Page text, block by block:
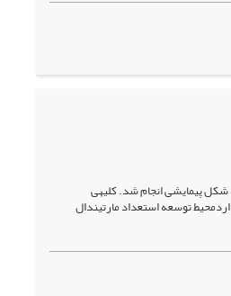
پیمایشی انجام شد. کلیه­ی
استانداردمحیط­ توسعه استعداد مارتیندال